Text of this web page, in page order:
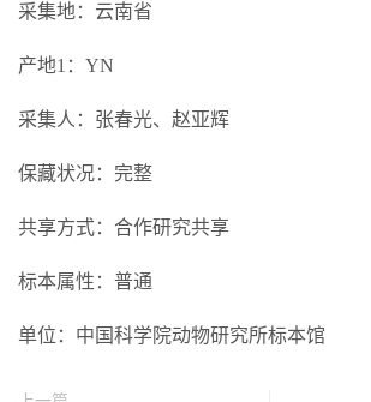
采集地：云南省
产地1：YN
采集人：张春光、赵亚辉
保藏状况：完整
共享方式：合作研究共享
标本属性：普通
单位：中国科学院动物研究所标本馆